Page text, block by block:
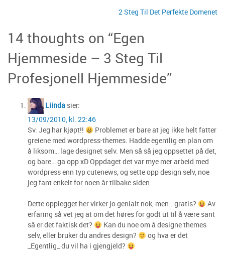
Innleggsnavigasjon2 Steg Til Det Perfekte Domenet
14 thoughts on “Egen
Hjemmeside – 3 Steg Til
Profesjonell Hjemmeside”
Liinda sier:
13/09/2010, kl. 22:46
Sv: Jeg har kjøpt!!
Problemet er bare at jeg ikke helt fatter
greiene med wordpress-themes. Hadde egentlig en plan om
å liksom… lage designet selv. Men så så jeg oppsettet på det,
og bare… ga opp xD Oppdaget det var mye mer arbeid med
wordpress enn typ cutenews, og sette opp design selv, noe
jeg fant enkelt for noen år tilbake siden.
Dette opplegget her virker jo genialt nok, men.. gratis?
Av
erfaring så vet jeg at om det høres for godt ut til å være sant
så er det faktisk det?
Kan du noe om å designe themes
selv, eller bruker du andres design?
og hva er det
_Egentlig_ du vil ha i gjengjeld?